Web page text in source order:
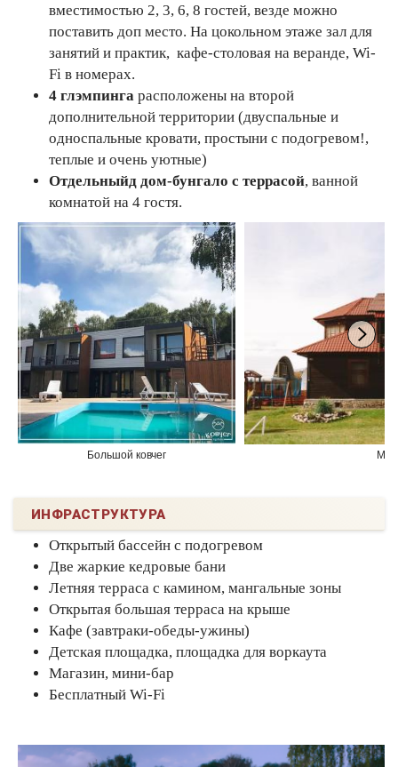
вместимостью 2, 3, 6, 8 гостей, везде можно
поставить доп место. На цокольном этаже зал для
занятий и практик, кафе-столовая на веранде, Wi-
Fi в номерах.
4 глэмпинга расположены на второй
дополнительной территории (двуспальные и
односпальные кровати, простыни с подогревом!,
теплые и очень уютные)
Отдельныйд дом-бунгало с террасой, ванной
комнатой на 4 гостя.
Большой ковчег
ИНФРАСТРУКТУРА
Открытый бассейн с подогревом
Две жаркие кедровые бани
Летняя терраса с камином, мангальные зоны
Открытая большая терраса на крыше
Кафе (завтраки-обеды-ужины)
Детская площадка, площадка для воркаута
Магазин, мини-бар
Бесплатный Wi-Fi